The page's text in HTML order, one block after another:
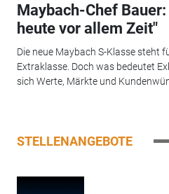
Maybach-Chef
heute vor allem Zeit"
Die neue Maybach S-Klasse steht
Extraklasse. Doch was bedeutet
sich Werte, Märkte und
STELLENANGEBOTE